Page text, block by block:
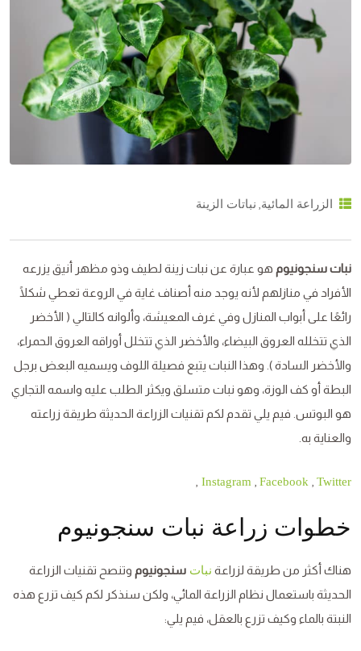
الزراعة المائية نباتات الزينة
نبات سنجونيوم هو عبارة عن نبات زينة لطيف وذو مظهر أنيق يزرعه
الأفراد في منازلهم لأنه يوجد منه أصناف غاية في الروعة تعطي شكلًا
رائعًا على أبواب المنازل وفي غرف المعيشة، وألوانه كالتالي ( الأخضر
الذي تتخلله العروق البيضاء، والأخضر الذي تتخلل أوراقه العروق الحمراء،
والأخضر السادة ). وهذا النبات يتبع فصيلة اللوف ويسميه البعض برجل
البطة أو كف الوزة، وهو نبات متسلق ويكثر الطلب عليه واسمه التجاري
هو البوتس. فيم يلي تقدم لكم تقنيات الزراعة الحديثة طريقة زراعته
والعناية به.
Instagram Facebook Twitter
خطوات زراعة نبات سنجونيوم
هناك أكثر من طريقة لزراعة نبات سنجونيوم وتنصح تقنيات الزراعة
الحديثة باستعمال نظام الزراعة المائي، ولكن سنذكر لكم كيف تزرع هذه
النبتة بالماء وكيف تزرع بالعقل، فيم يلي: